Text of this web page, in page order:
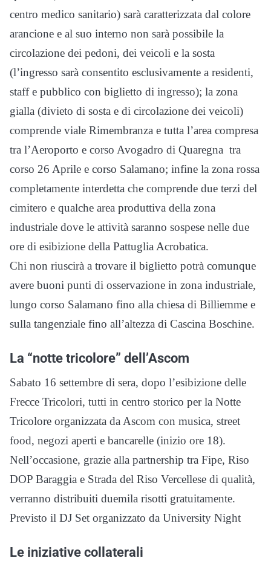
centro medico sanitario) sarà caratterizzata dal colore
arancione e al suo interno non sarà possibile la
circolazione dei pedoni, dei veicoli e la sosta
(l’ingresso sarà consentito esclusivamente a residenti,
staff e pubblico con biglietto di ingresso); la zona
gialla (divieto di sosta e di circolazione dei veicoli)
comprende viale Rimembranza e tutta l’area compresa
tra l’Aeroporto e corso Avogadro di Quaregna tra
corso 26 Aprile e corso Salamano; infine la zona rossa
completamente interdetta che comprende due terzi del
cimitero e qualche area produttiva della zona
industriale dove le attività saranno sospese nelle due
ore di esibizione della Pattuglia Acrobatica.
Chi non riuscirà a trovare il biglietto potrà comunque
avere buoni punti di osservazione in zona industriale,
lungo corso Salamano fino alla chiesa di Billiemme e
sulla tangenziale fino all’altezza di Cascina Boschine.
La “notte tricolore” dell’Ascom
Sabato 16 settembre di sera, dopo l’esibizione delle
Frecce Tricolori, tutti in centro storico per la Notte
Tricolore organizzata da Ascom con musica, street
food, negozi aperti e bancarelle (inizio ore 18).
Nell’occasione, grazie alla partnership tra Fipe, Riso
DOP Baraggia e Strada del Riso Vercellese di qualità,
verranno distribuiti duemila risotti gratuitamente.
Previsto il DJ Set organizzato da University Night
Le iniziative collaterali